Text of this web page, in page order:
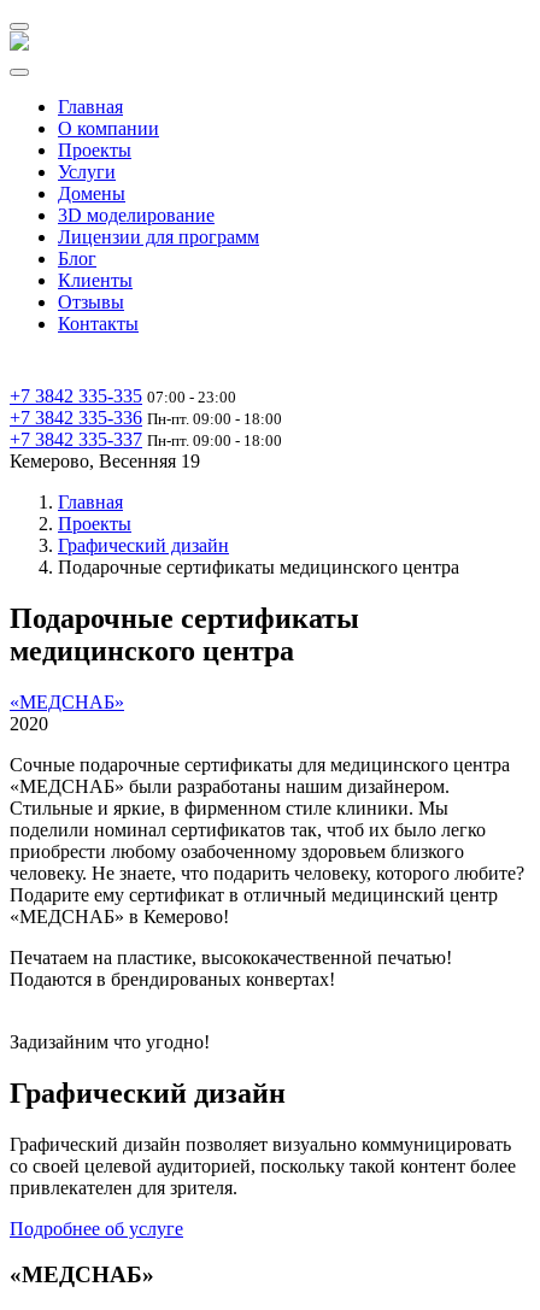
Главная
О компании
Проекты
Услуги
Домены
3D моделирование
Лицензии для программ
Блог
Клиенты
Отзывы
Контакты
+7 3842 335‑335 07:00 - 23:00
+7 3842 335‑336 Пн-пт. 09:00 - 18:00
+7 3842 335‑337 Пн-пт. 09:00 - 18:00
Кемерово, Весенняя 19
Главная
Проекты
Графический дизайн
Подарочные сертификаты медицинского центра
Подарочные сертификаты
медицинского центра
«МЕДСНАБ»
2020
Сочные подарочные сертификаты для медицинского центра
«МЕДСНАБ» были разработаны нашим дизайнером.
Стильные и яркие, в фирменном стиле клиники. Мы
поделили номинал сертификатов так, чтоб их было легко
приобрести любому озабоченному здоровьем близкого
человеку. Не знаете, что подарить человеку, которого любите?
Подарите ему сертификат в отличный медицинский центр
«МЕДСНАБ» в Кемерово!
Печатаем на пластике, высококачественной печатью!
Подаются в брендированых конвертах!
Задизайним что угодно!
Графический дизайн
Графический дизайн позволяет визуально коммуницировать
со своей целевой аудиторией, поскольку такой контент более
привлекателен для зрителя.
Подробнее об услуге
«МЕДСНАБ»